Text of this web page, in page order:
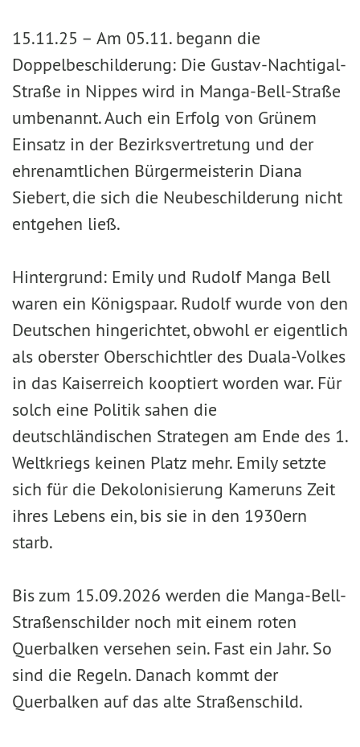
15.11.25 – Am 05.11. begann die
Doppelbeschilderung: Die Gustav-Nachtigal-
Straße in Nippes wird in Manga-Bell-Straße
umbenannt. Auch ein Erfolg von Grünem
Einsatz in der Bezirksvertretung und der
ehrenamtlichen Bürgermeisterin Diana
Siebert, die sich die Neubeschilderung nicht
entgehen ließ.
Hintergrund: Emily und Rudolf Manga Bell
waren ein Königspaar. Rudolf wurde von den
Deutschen hingerichtet, obwohl er eigentlich
als oberster Oberschichtler des Duala-Volkes
in das Kaiserreich kooptiert worden war. Für
solch eine Politik sahen die
deutschländischen Strategen am Ende des 1.
Weltkriegs keinen Platz mehr. Emily setzte
sich für die Dekolonisierung Kameruns Zeit
ihres Lebens ein, bis sie in den 1930ern
starb.
Bis zum 15.09.2026 werden die Manga-Bell-
Straßenschilder noch mit einem roten
Querbalken versehen sein. Fast ein Jahr. So
sind die Regeln. Danach kommt der
Querbalken auf das alte Straßenschild.